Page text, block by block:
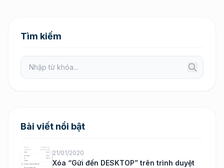
Tìm kiếm
Bài viết nổi bật
21/01/2020
Xóa “Gửi đến DESKTOP” trên trình duyệt